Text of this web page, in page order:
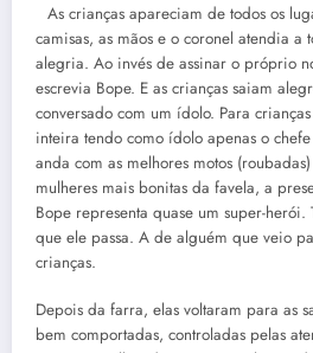
As crianças apareciam de todos os
camisas, as mãos e o coronel atendia a
alegria. Ao invés de assinar o próprio
escrevia Bope. E as crianças saiam
conversado com um ídolo. Para
inteira tendo como ídolo apenas o
anda com as melhores motos
mulheres mais bonitas da favela, a
Bope representa quase um super-herói.
que ele passa. A de alguém que veio
crianças.
Depois da farra, elas voltaram para as
bem comportadas, controladas pelas